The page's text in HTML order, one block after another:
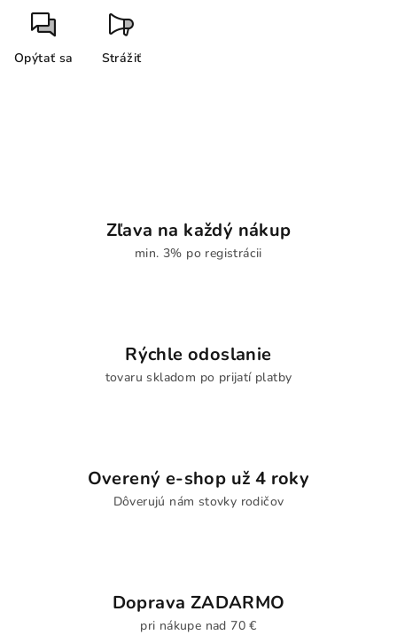
Opýtať sa Strážiť
Zľava na každý nákup
min. 3% po registrácii
Rýchle odoslanie
tovaru skladom po prijatí platby
Overený e-shop už 4 roky
Dôverujú nám stovky rodičov
Doprava ZADARMO
pri nákupe nad 70 €